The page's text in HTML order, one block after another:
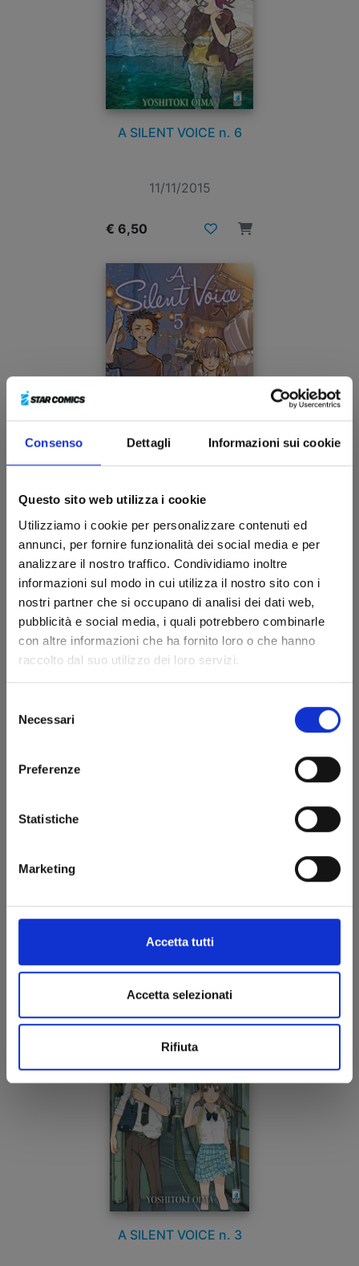
Consenso Dettagli Informazioni sui cookie
Questo sito web utilizza i cookie
Utilizziamo i cookie per personalizzare contenuti ed
annunci, per fornire funzionalità dei social media e per
analizzare il nostro traffico. Condividiamo inoltre
informazioni sul modo in cui utilizza il nostro sito con i
nostri partner che si occupano di analisi dei dati web,
pubblicità e social media, i quali potrebbero combinarle
con altre informazioni che ha fornito loro o che hanno
raccolto dal suo utilizzo dei loro servizi.
delNecessari
Preferenze
Statistiche
Marketing
Accetta tutti
Accetta selezionati
Rifiuta
A SILENT VOICE n. 6
11/11/2015
€ 6,50
A SILENT VOICE n. 5
€ 6,50
09/09/2015
€ 5,90
A SILENT VOICE n. 3